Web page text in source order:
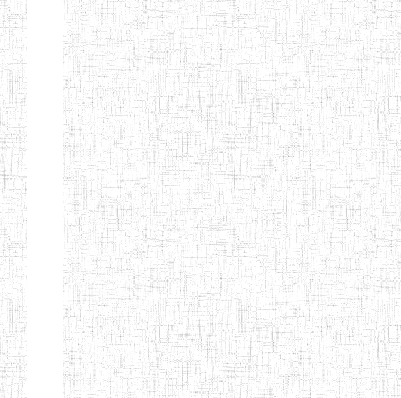
MODEL
INCLUSIVE
BILINGUAL
TEACHER
TRAINING
INSTITUTE
08/09/2015 ENIEG
CEFED/SPED/TTI
SANTA
17/11/2008 ENIEG
PTTC MBENGWI 06/08/1990 ENIEG
FULL GOSPEL
BTTC MBENGWI
02/10/1998 ENIEG